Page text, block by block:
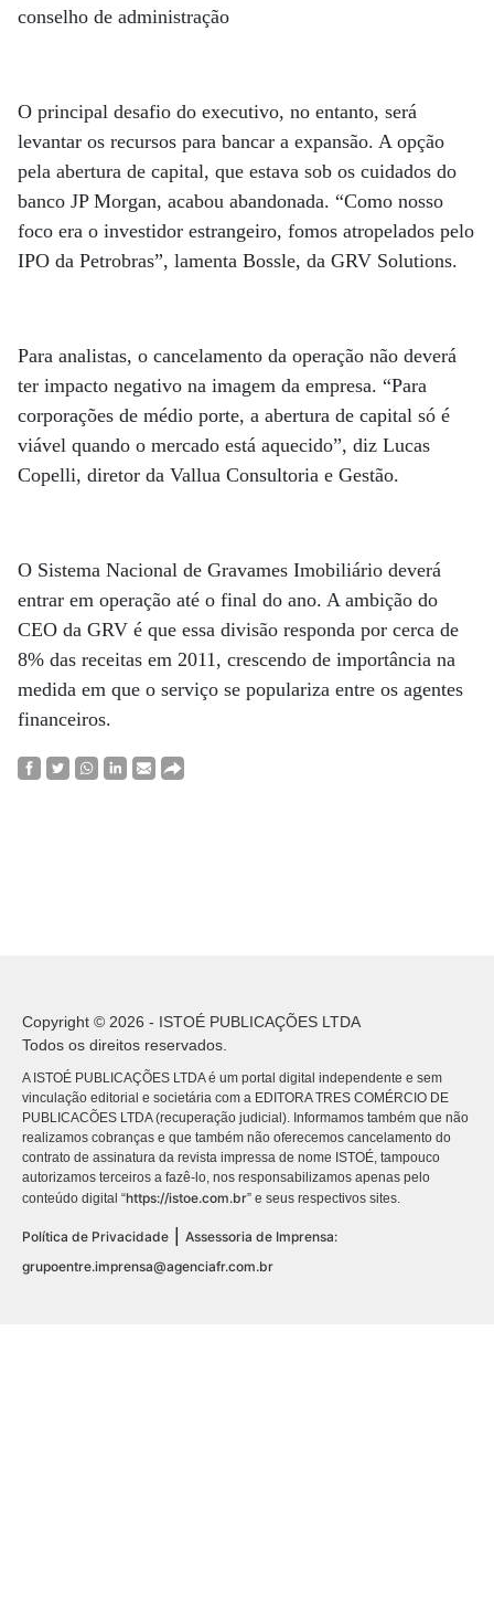
conselho de administração
O principal desafio do executivo, no entanto, será
levantar os recursos para bancar a expansão. A opção
pela abertura de capital, que estava sob os cuidados do
banco JP Morgan, acabou abandonada. “Como nosso
foco era o investidor estrangeiro, fomos atropelados pelo
IPO da Petrobras”, lamenta Bossle, da GRV Solutions.
Para analistas, o cancelamento da operação não deverá
ter impacto negativo na imagem da empresa. “Para
corporações de médio porte, a abertura de capital só é
viável quando o mercado está aquecido”, diz Lucas
Copelli, diretor da Vallua Consultoria e Gestão.
O Sistema Nacional de Gravames Imobiliário deverá
entrar em operação até o final do ano. A ambição do
CEO da GRV é que essa divisão responda por cerca de
8% das receitas em 2011, crescendo de importância na
medida em que o serviço se populariza entre os agentes
financeiros.
Copyright © 2026 - ISTOÉ PUBLICAÇÕES LTDA
Todos os direitos reservados.
A ISTOÉ PUBLICAÇÕES LTDA é um portal digital independente e sem
vinculação editorial e societária com a EDITORA TRES COMÉRCIO DE
PUBLICACÕES LTDA (recuperação judicial). Informamos também que não
realizamos cobranças e que também não oferecemos cancelamento do
contrato de assinatura da revista impressa de nome ISTOÉ, tampouco
autorizamos terceiros a fazê-lo, nos responsabilizamos apenas pelo
conteúdo digital “https://istoe.com.br” e seus respectivos sites.
Política de Privacidade | Assessoria de Imprensa:
grupoentre.imprensa@agenciafr.com.br